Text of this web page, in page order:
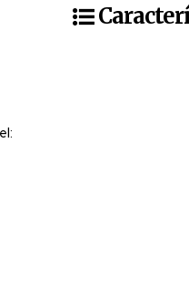
Martins (ES)– uma das
Ideal para quem busca
e Prontos para
seus sonhos. Muitos